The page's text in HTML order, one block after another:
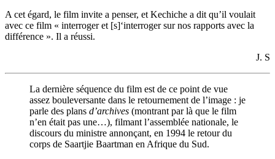
A cet égard, le film invite a penser, et Kechiche a dit qu’il voulait
avec ce film « interroger et [s]‘interroger sur nos rapports avec la
différence ». Il a réussi.
J. S
La dernière séquence du film est de ce point de vue
assez bouleversante dans le retournement de l’image : je
parle des plans d’archives (montrant par là que le film
n’en était pas une…), filmant l’assemblée nationale, le
discours du ministre annonçant, en 1994 le retour du
corps de Saartjie Baartman en Afrique du Sud.